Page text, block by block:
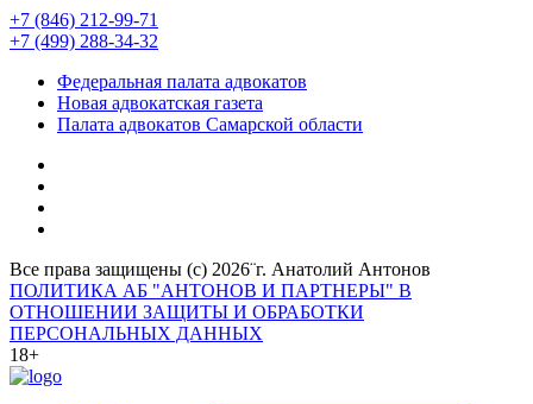
+7 (846) 212-99-71
+7 (499) 288-34-32
Федеральная палата адвокатов
Новая адвокатская газета
Палата адвокатов Самарской области
Все права защищены (с) 2026¨г. Анатолий Антонов
ПОЛИТИКА АБ "АНТОНОВ И ПАРТНЕРЫ" В
ОТНОШЕНИИ ЗАЩИТЫ И ОБРАБОТКИ
ПЕРСОНАЛЬНЫХ ДАННЫХ
18+